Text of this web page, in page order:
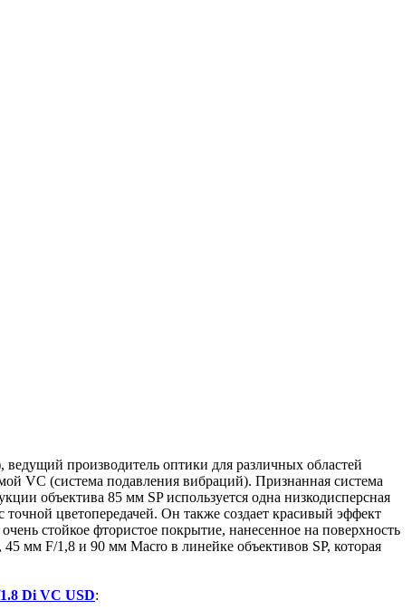
производитель оптики для различных областей
VC (система подавления вибраций). Признанная система
объектива 85 мм SP используется одна низкодисперсная
цветопередачей. Он также создает красивый эффект
стойкое фтористое покрытие, нанесенное на поверхность
мм F/1,8 и 90 мм Macro в линейке объективов SP, которая
Di VC USD: